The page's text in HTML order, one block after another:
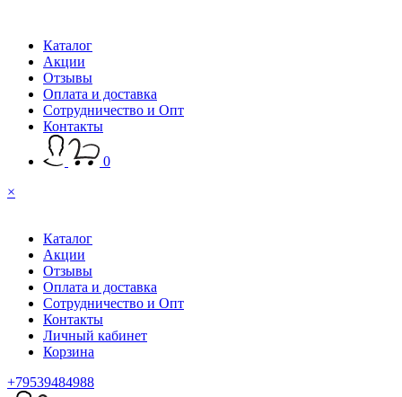
Каталог
Акции
Отзывы
Оплата и доставка
Сотрудничество и Опт
Контакты
0
×
Каталог
Акции
Отзывы
Оплата и доставка
Сотрудничество и Опт
Контакты
Личный кабинет
Корзина
+79539484988